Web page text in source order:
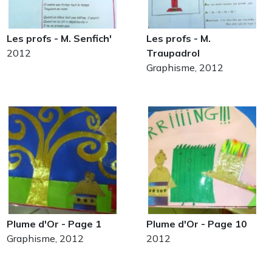
Les profs - M. Senfich'
2012
Les profs - M.
Traupadrol
Graphisme, 2012
Plume d'Or - Page 1
Graphisme, 2012
Plume d'Or - Page 10
2012